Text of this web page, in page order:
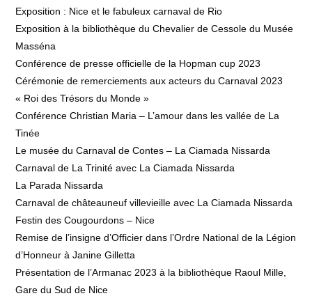
Exposition : Nice et le fabuleux carnaval de Rio
Exposition à la bibliothèque du Chevalier de Cessole du Musée
Masséna
Conférence de presse officielle de la Hopman cup 2023
Cérémonie de remerciements aux acteurs du Carnaval 2023
« Roi des Trésors du Monde »
Conférence Christian Maria – L’amour dans les vallée de La
Tinée
Le musée du Carnaval de Contes – La Ciamada Nissarda
Carnaval de La Trinité avec La Ciamada Nissarda
La Parada Nissarda
Carnaval de châteauneuf villevieille avec La Ciamada Nissarda
Festin des Cougourdons – Nice
Remise de l’insigne d’Officier dans l’Ordre National de la Légion
d’Honneur à Janine Gilletta
Présentation de l’Armanac 2023 à la bibliothèque Raoul Mille,
Gare du Sud de Nice